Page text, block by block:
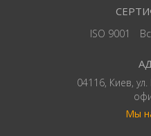
ISO 9001
04116, Киев,
Мы